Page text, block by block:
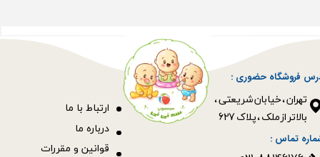
فروشگاه حضوری :
​​​​​​​تهران ، خیابان شریعتی ،
بالاتر از ملک ، پلاک 627​​​​​​​
قوانین و مقررات
ارتباط با ما
درباره ما
تماس :